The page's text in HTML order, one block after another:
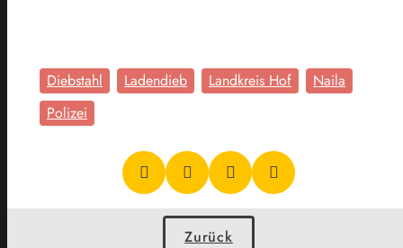
Diebstahl Ladendieb Landkreis Hof
Naila
Polizei
Zurück